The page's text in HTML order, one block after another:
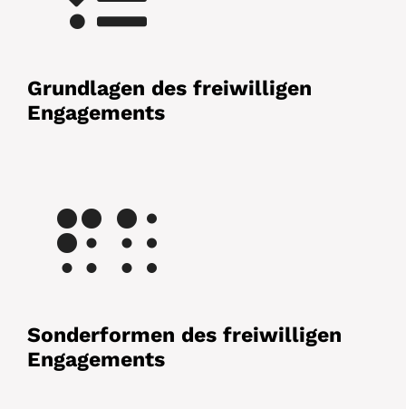
Grundlagen des freiwilligen
Engagements
Sonderformen des freiwilligen
Engagements